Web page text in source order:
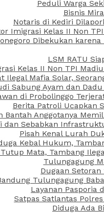
Peduli Warga
Bisnis
Notaris di Kediri
Imigrasi Kelas II Non
Dibekukan
LSM RATU
Kelas II Non TPI
Ilegal Mafia Solar,
Sabung Ayam dan
di Probolinggo
Berita Patroli Ucapkan
Bantah Anggotanya
dan Sebabkan
Pisah Kenal Lurah
Kebal Hukum,
Mata, Tambang
Tulungagung
Dugaan Setoran
Tulungagung
Layanan Pasporia
Satpas Satlantas
Diduga Ada